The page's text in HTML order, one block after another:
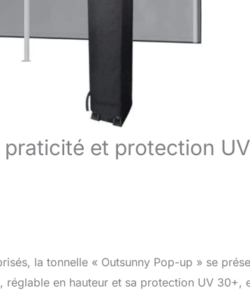
et protection UV
la tonnelle « Outsunny Pop-up » se
en hauteur et sa protection UV 30+,